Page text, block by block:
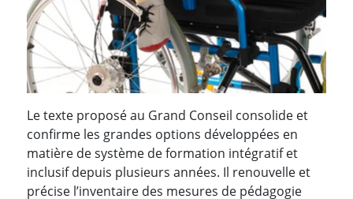
Le texte proposé au Grand Conseil consolide et
confirme les grandes options développées en
matière de système de formation intégratif et
inclusif depuis plusieurs années. Il renouvelle et
précise l’inventaire des mesures de pédagogie